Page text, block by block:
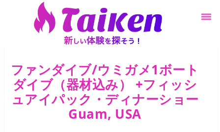
ファンダイブ/ウミガメ1ボート
ダイブ（器材込み） +フィッシ
ュアイパック・ディナーショー
Guam, USA